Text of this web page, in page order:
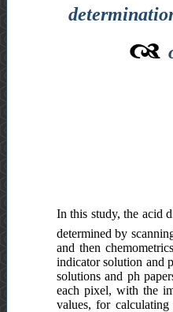
In this study, the acid
determined by
and then
indicator solution and
solutions and ph
each pixel, with the
values, for